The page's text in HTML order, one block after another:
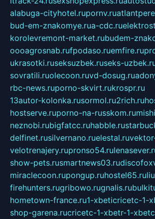
alabuga-cityhotel.rupornv.ru
bud-em-znakomye.rua-cdc.ru
korolevremont-market.rubudem-
oooagrosnab.rufpodaso.ruemfire.ru
ukrasotki.ruseksuzbek.ruseks-
sovratili.ruolecoon.ruvd-dosug.ru
rbc-news.ruporno-skvirt.rukrospr.ru
13autor-kolonka.rusormol.ru2rich.ru
hostserve.ruporno-na-russkom.ru
neznobi.rubigfatcc.ruhabble.ru
delfinet.rusilvernano.ruelestal.ru
velotrenajery.rupronso54.ru
show-pets.rusmartnews03.ru
miraclecoon.rupongup.ruhostel65.ru
firehunters.rugribowo.rugnalis.ru
hometown-france.ru1-xbeticricetc-1-
shop-garena.rucricetc-1-xbetr-1-